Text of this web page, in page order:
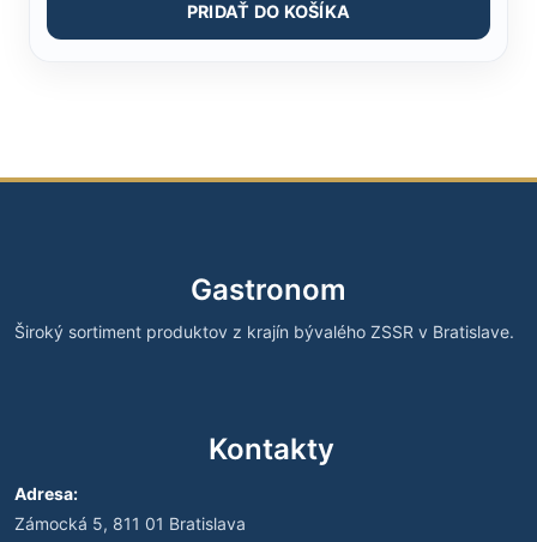
PRIDAŤ DO KOŠÍKA
Gastronom
Široký sortiment produktov z krajín bývalého ZSSR v Bratislave.
Kontakty
Adresa:
Zámocká 5, 811 01 Bratislava